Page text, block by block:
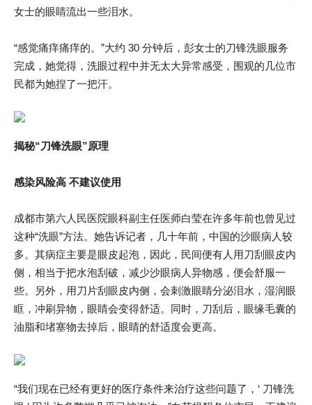
女士的眼睛流出一些泪水。
“感觉痛痒痛痒的。”大约 30 分钟后，彭女士的刀锋洗眼服务
完成，她觉得，洗眼过程中并无太大异常感受，围观的几位市
民都为她捏了一把汗。
揭秘“刀锋洗眼”原理
感染风险高 不建议使用
成都市第六人民医院眼科副主任医师白莹在许多年前也曾见过
这种“洗眼”方法。她告诉记者，几十年前，中国的沙眼病人较
多。其病症主要是眼皮起泡，因此，民间便有人用刀刮眼皮内
侧，相当于把水泡刮破，减少沙眼病人异物感，便会舒服一
些。另外，用刀片刮眼皮内侧，会刺激眼睛分泌泪水，湿润眼
眶，冲刷异物，眼睛会变得舒适。同时，刀刮后，眼缘毛囊的
油脂和堵塞物去掉后，眼睛的舒适度会更高。
“我们现在已经有更好的医疗条件来治疗这些问题了，‘ 刀锋洗